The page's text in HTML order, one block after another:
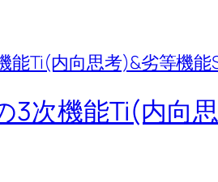
3次機能Ti(内向